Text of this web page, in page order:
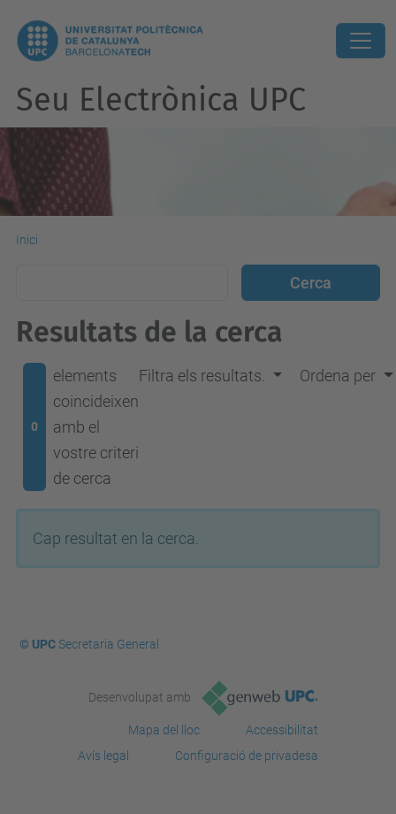
Seu Electrònica UPC
Inici
Resultats de la cerca
0
elements
coincideixen
amb el
vostre criteri
de cerca
Filtra els resultats. Ordena per
Cap resultat en la cerca.
© UPCSecretaria General
Desenvolupat amb
Mapa del lloc
Accessibilitat
Avís legal
Configuració de privadesa